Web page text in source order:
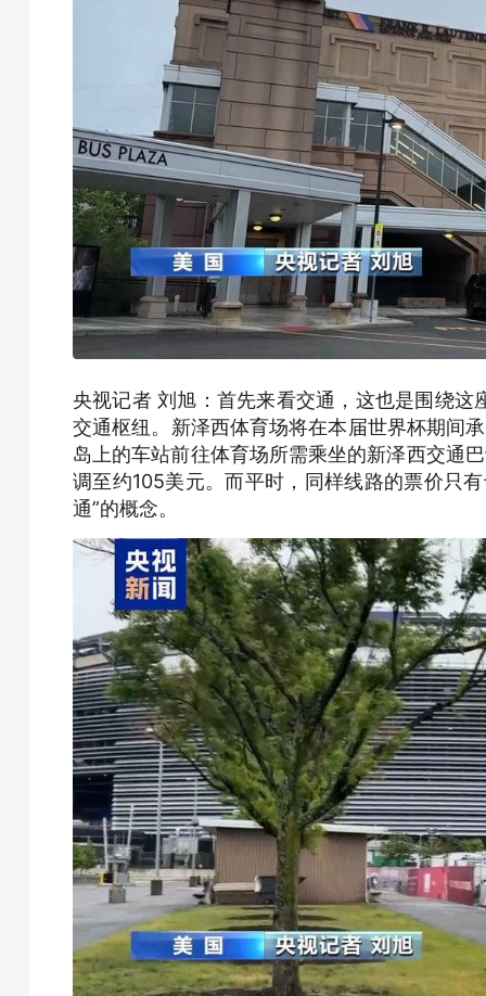
央视记者 刘旭：首先来看交通，这也是围绕
交通枢纽。新泽西体育场将在本届世界杯期间
岛上的车站前往体育场所需乘坐的新泽西交通
调至约105美元。而平时，同样线路的票价只
通”的概念。